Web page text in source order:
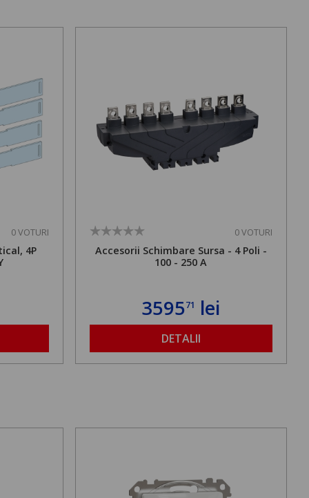
0 VOTURI
4P
0 VOTURI
Accesorii Schimbare Sursa - 4 Poli -
100 - 250 A
359571 lei
DETALII